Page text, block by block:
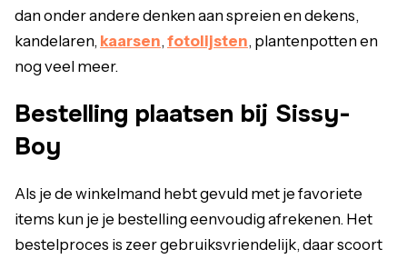
dan onder andere denken aan spreien en dekens,
kandelaren, kaarsen,fotolijsten, plantenpotten en
nog veel meer.
Bestelling plaatsen bij Sissy-
Boy
Als je de winkelmand hebt gevuld met je favoriete
items kun je je bestelling eenvoudig afrekenen. Het
bestelproces is zeer gebruiksvriendelijk, daar scoort